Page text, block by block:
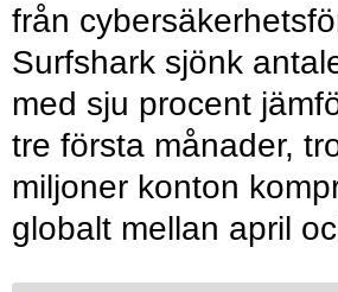
från
Surfshark sjönk
med sju procent
tre första månader,
miljoner konton
globalt mellan april